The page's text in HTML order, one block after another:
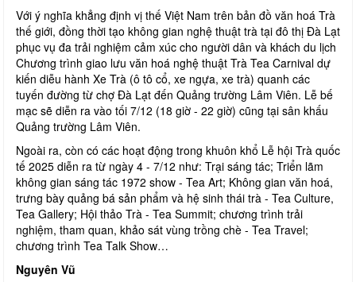
Với ý nghĩa khẳng định vị thế Việt Nam trên bản đồ văn hoá Trà
thế giới, đồng thời tạo không gian nghệ thuật trà tại đô thị Đà Lạt
phục vụ đa trải nghiệm cảm xúc cho người dân và khách du lịch
Chương trình giao lưu văn hoá nghệ thuật Trà Tea Carnival dự
kiến diễu hành Xe Trà (ô tô cổ, xe ngựa, xe trà) quanh các
tuyến đường từ chợ Đà Lạt đến Quảng trường Lâm Viên. Lễ bế
mạc sẽ diễn ra vào tối 7/12 (18 giờ - 22 giờ) cũng tại sân khấu
Quảng trường Lâm Viên.
Ngoài ra, còn có các hoạt động trong khuôn khổ Lễ hội Trà quốc
tế 2025 diễn ra từ ngày 4 - 7/12 như: Trại sáng tác; Triển lãm
không gian sáng tác 1972 show - Tea Art; Không gian văn hoá,
trưng bày quảng bá sản phẩm và hệ sinh thái trà - Tea Culture,
Tea Gallery; Hội thảo Trà - Tea Summit; chương trình trải
nghiệm, tham quan, khảo sát vùng trồng chè - Tea Travel;
chương trình Tea Talk Show…
Nguyên Vũ